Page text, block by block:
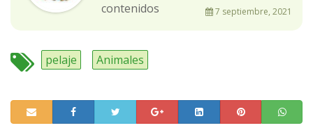
contenidos
7 septiembre, 2021
pelaje Animales